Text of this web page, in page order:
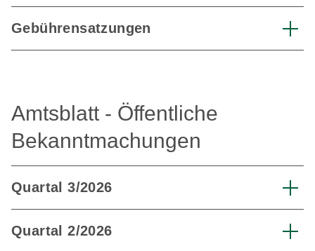
Gebührensatzungen
Amtsblatt - Öffentliche
Bekanntmachungen
Quartal 3/2026
Quartal 2/2026